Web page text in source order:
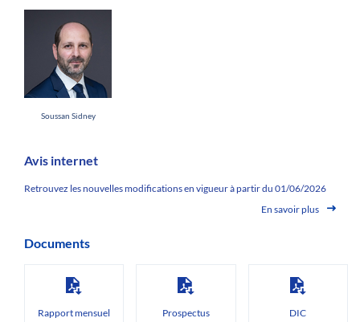
Soussan Sidney
Avis internet
Retrouvez les nouvelles modifications en vigueur à partir du 01/06/2026
En savoir plus
Documents
Rapport mensuel Prospectus DIC